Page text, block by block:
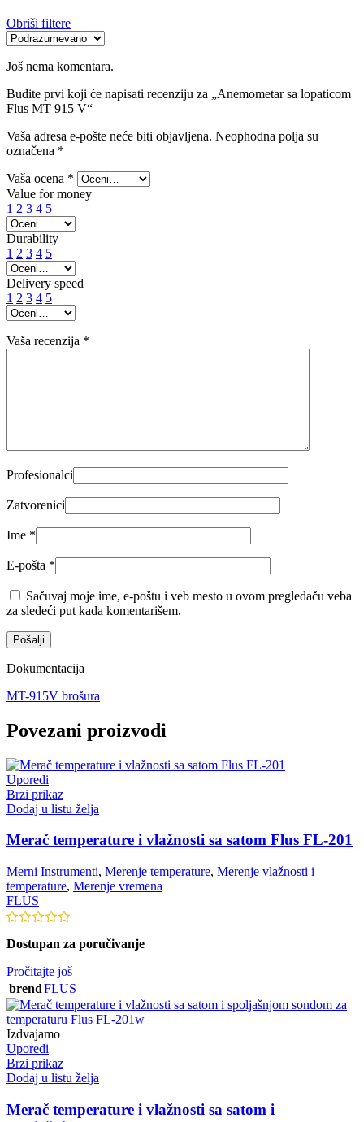
Obriši filtere
Još nema komentara.
Budite prvi koji će napisati recenziju za „Anemometar sa lopaticom
Flus MT 915 V“
Vaša adresa e-pošte neće biti objavljena. Neophodna polja su
označena *
Vaša ocena *
Value for money
1 2 3 4 5
Durability
1 2 3 4 5
Delivery speed
1 2 3 4 5
Vaša recenzija *
Profesionalci
Zatvorenici
Ime *
E-pošta *
Sačuvaj moje ime, e-poštu i veb mesto u ovom pregledaču veba
za sledeći put kada komentarišem.
Dokumentacija
MT-915V brošura
Povezani proizvodi
Uporedi
Brzi prikaz
Dodaj u listu želja
Merač temperature i vlažnosti sa satom Flus FL-201
Merni Instrumenti, Merenje temperature, Merenje vlažnosti i
temperature, Merenje vremena
FLUS
Dostupan za poručivanje
Pročitajte još
brendFLUS
Izdvajamo
Uporedi
Brzi prikaz
Dodaj u listu želja
Merač temperature i vlažnosti sa satom i